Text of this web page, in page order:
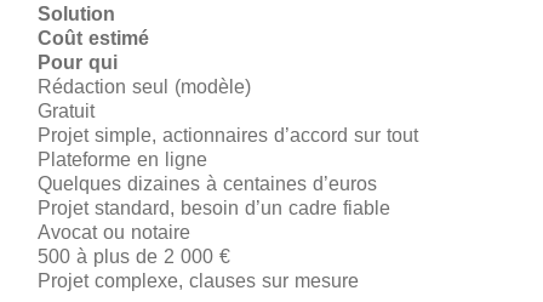
Solution
Coût estimé
Pour qui
Rédaction seul (modèle)
Gratuit
Projet simple, actionnaires d’accord sur tout
Plateforme en ligne
Quelques dizaines à centaines d’euros
Projet standard, besoin d’un cadre fiable
Avocat ou notaire
500 à plus de 2 000 €
Projet complexe, clauses sur mesure